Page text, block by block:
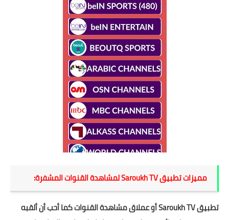
مميزات تطبيق Saroukh TV لمشاهدة القنوات المشفرة:
تطبيق Saroukh TV أو عملاق مشاهدة القنوات كما أحب أن ألقبه